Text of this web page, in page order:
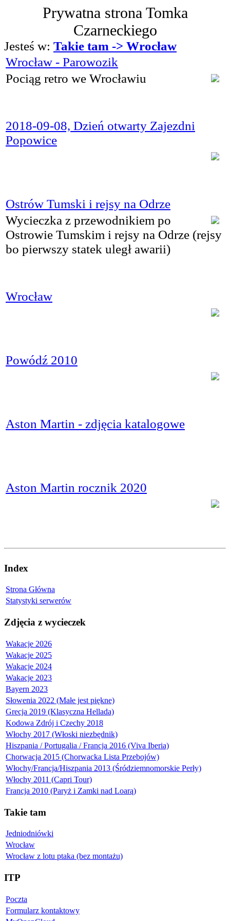
Prywatna strona Tomka
Czarneckiego
Jesteś w: Takie tam -> Wrocław
Wrocław - Parowozik
Pociąg retro we Wrocławiu
2018-09-08, Dzień otwarty Zajezdni
Popowice
Ostrów Tumski i rejsy na Odrze
Wycieczka z przewodnikiem po
Ostrowie Tumskim i rejsy na Odrze (rejsy
bo pierwszy statek uległ awarii)
Wrocław
Powódź 2010
Aston Martin - zdjęcia katalogowe
Aston Martin rocznik 2020
Index
Strona Główna
Statystyki serwerów
Zdjęcia z wycieczek
Wakacje 2026
Wakacje 2025
Wakacje 2024
Wakacje 2023
Bayern 2023
Słowenia 2022 (Małe jest piękne)
Grecja 2019 (Klasyczna Hellada)
Kodowa Zdrój i Czechy 2018
Włochy 2017 (Włoski niezbędnik)
Hiszpania / Portugalia / Francja 2016 (Viva Iberia)
Chorwacja 2015 (Chorwacka Lista Przebojów)
Włochy/Francja/Hiszpania 2013 (Śródziemnomorskie Perły)
Włochy 2011 (Capri Tour)
Francja 2010 (Paryż i Zamki nad Loarą)
Takie tam
Jedniodniówki
Wrocław
Wrocław z lotu ptaka (bez montażu)
ITP
Poczta
Formularz kontaktowy